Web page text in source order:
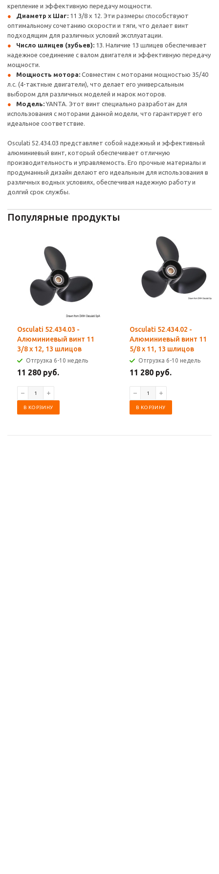
крепление и эффективную передачу мощности.
Диаметр x Шаг: 11 3/8 x 12. Эти размеры способствуют
оптимальному сочетанию скорости и тяги, что делает винт
подходящим для различных условий эксплуатации.
Число шлицев (зубьев): 13. Наличие 13 шлицев обеспечивает
надежное соединение с валом двигателя и эффективную передачу
мощности.
Мощность мотора: Совместим с моторами мощностью 35/40
л.с. (4-тактные двигатели), что делает его универсальным
выбором для различных моделей и марок моторов.
Модель:YANTA. Этот винт специально разработан для
использования с моторами данной модели, что гарантирует его
идеальное соответствие.
Osculati 52.434.03 представляет собой надежный и эффективный
алюминиевый винт, который обеспечивает отличную
производительность и управляемость. Его прочные материалы и
продуманный дизайн делают его идеальным для использования в
различных водных условиях, обеспечивая надежную работу и
долгий срок службы.
Популярные продукты
Osculati 52.434.03 -
Алюминиевый винт 11
3/8 x 12, 13 шлицов
Отгрузка 6-10 недель
11 280 руб.
В КОРЗИНУ
Osculati 52.434.02 -
Алюминиевый винт 11
5/8 x 11, 13 шлицов
Отгрузка 6-10 недель
11 280 руб.
В КОРЗИНУ